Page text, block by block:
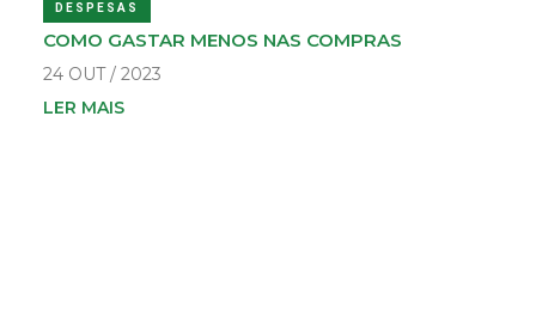
DESPESAS
COMO GASTAR MENOS NAS COMPRAS
24 OUT / 2023
LER MAIS